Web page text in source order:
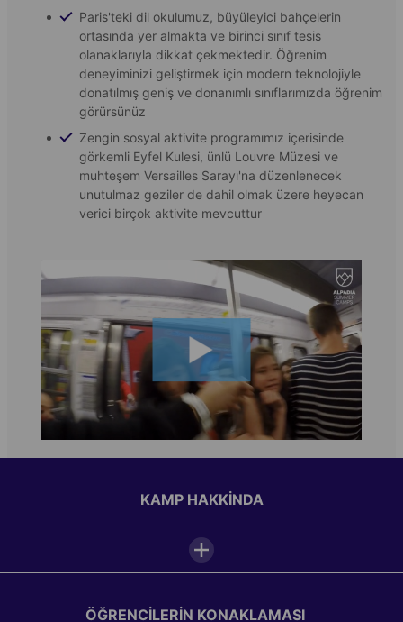
Paris'teki dil okulumuz, büyüleyici bahçelerin
ortasında yer almakta ve birinci sınıf tesis
olanaklarıyla dikkat çekmektedir. Öğrenim
deneyiminizi geliştirmek için modern teknolojiyle
donatılmış geniş ve donanımlı sınıflarımızda öğrenim
görürsünüz
Zengin sosyal aktivite programımız içerisinde
görkemli Eyfel Kulesi, ünlü Louvre Müzesi ve
muhteşem Versailles Sarayı'na düzenlenecek
unutulmaz geziler de dahil olmak üzere heyecan
verici birçok aktivite mevcuttur
KAMP HAKKINDA
Tesi̇s olanaklari
ÖĞRENCILERIN KONAKLAMASI